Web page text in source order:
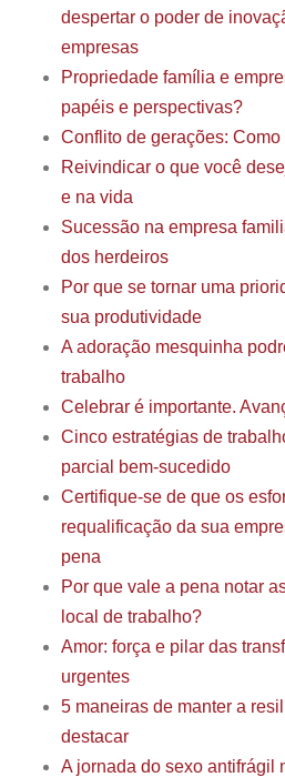
despertar o poder de
empresas
Propriedade família e
papéis e perspectivas?
Conflito de gerações:
Reivindicar o que você
e na vida
Sucessão na empresa
dos herdeiros
Por que se tornar uma
sua produtividade
A adoração mesquinha
trabalho
Celebrar é importante.
Cinco estratégias de
parcial bem-sucedido
Certifique-se de que os
requalificação da sua
pena
Por que vale a pena notar
local de trabalho?
Amor: força e pilar das
urgentes
5 maneiras de manter a
destacar
A jornada do sexo antifrágil